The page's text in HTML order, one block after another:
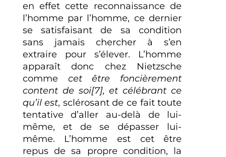
en effet cette reconnaissance de
l’homme par l’homme, ce dernier
se satisfaisant de sa condition
sans jamais chercher à s’en
extraire pour s’élever. L’homme
apparaît donc chez Nietzsche
comme cet être foncièrement
content de soi[7], et célébrant ce
qu’il est, sclérosant de ce fait toute
tentative d’aller au-delà de lui-
même, et de se dépasser lui-
même. L’homme est cet être
repus de sa propre condition, la